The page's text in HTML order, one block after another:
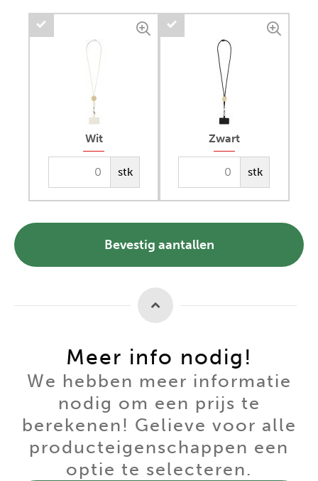
Wit
stk
Zwart
stk
Bevestig aantallen
Meer info nodig!
We hebben meer informatie
nodig om een prijs te
berekenen! Gelieve voor alle
producteigenschappen een
optie te selecteren.